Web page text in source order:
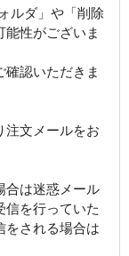
ルダ」や「削除
能性がございま
確認いただきま
注文メールをお
合は迷惑メール
信を行っていた
をされる場合は